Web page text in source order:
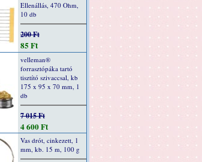
Ellenállás, 470 Ohm,
10 db
200 Ft
85 Ft
velleman®
forrasztópáka tartó
tisztító szivaccsal, kb
175 x 95 x 70 mm, 1
db
7 015 Ft
4 600 Ft
Vas drót, cinkezett, 1
mm, kb. 15 m, 100 g